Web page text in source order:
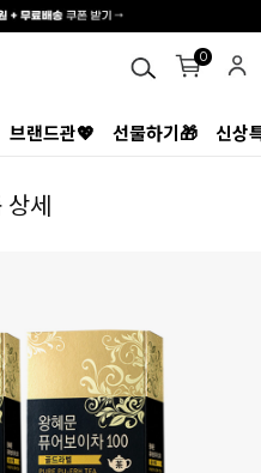
0
브랜드관💖 선물하기🎁 신상
세